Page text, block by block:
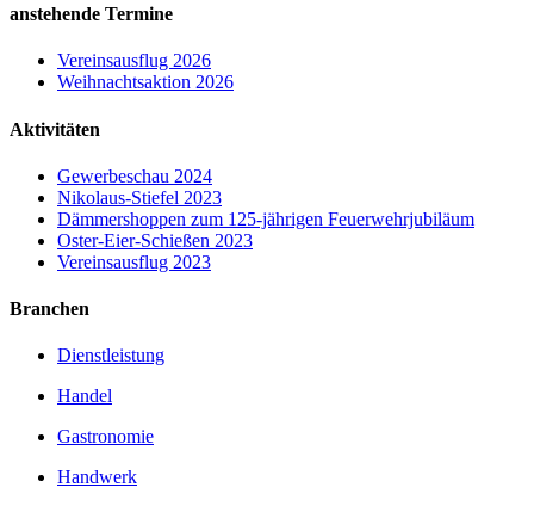
anstehende Termine
Vereinsausflug 2026
Weihnachtsaktion 2026
Aktivitäten
Gewerbeschau 2024
Nikolaus-Stiefel 2023
Dämmershoppen zum 125-jährigen Feuerwehrjubiläum
Oster-Eier-Schießen 2023
Vereinsausflug 2023
Branchen
Dienstleistung
Handel
Gastronomie
Handwerk